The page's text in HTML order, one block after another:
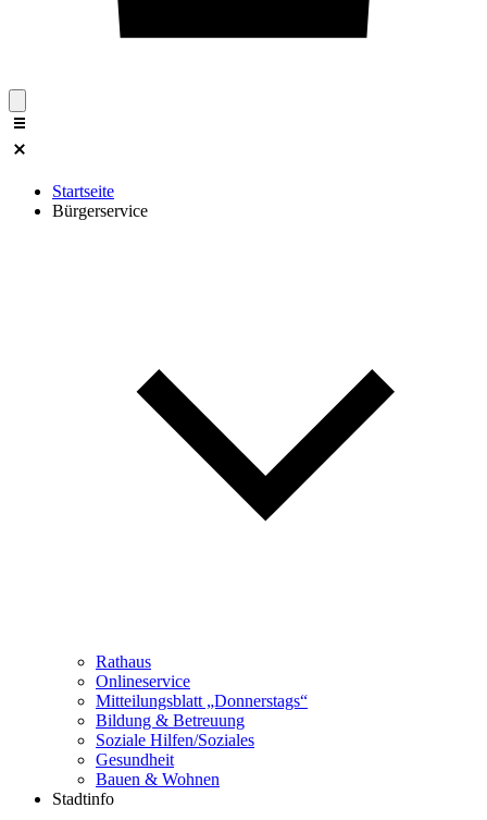
Startseite
Bürgerservice
Rathaus
Onlineservice
Mitteilungsblatt „Donnerstags“
Bildung & Betreuung
Soziale Hilfen/Soziales
Gesundheit
Bauen & Wohnen
Stadtinfo